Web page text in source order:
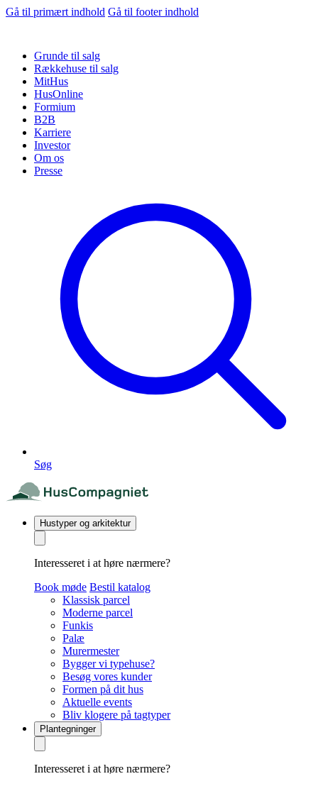
Gå til primært indhold Gå til footer indhold
Grunde til salg
Rækkehuse til salg
MitHus
HusOnline
Formium
B2B
Karriere
Investor
Om os
Presse
Søg
Hustyper og arkitektur
Interesseret i at høre nærmere?
Book møde Bestil katalog
Klassisk parcel
Moderne parcel
Funkis
Palæ
Murermester
Bygger vi typehuse?
Besøg vores kunder
Formen på dit hus
Aktuelle events
Bliv klogere på tagtyper
Plantegninger
Interesseret i at høre nærmere?